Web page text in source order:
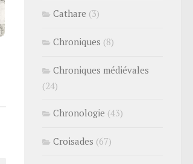
Cathare (3)
Chroniques (8)
Chroniques médiévales
(24)
Chronologie (43)
Croisades (67)